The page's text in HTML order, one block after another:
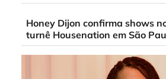
Honey Dijon confirma shows
turnê Housenation em São